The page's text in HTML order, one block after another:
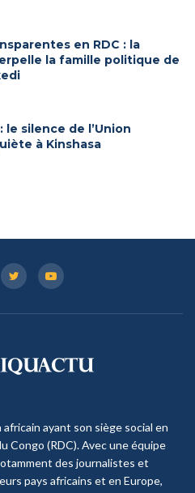
en RDC : la
la famille politique de
le silence de l’Union
à Kinshasa
ayant son siège social en
Congo (RDC). Avec une équipe
des journalistes et
pays africains et en Europe,